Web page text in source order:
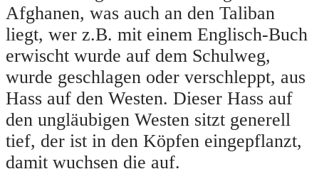
Afghanen, was auch an den Taliban
liegt, wer z.B. mit einem Englisch-Buch
erwischt wurde auf dem Schulweg,
wurde geschlagen oder verschleppt, aus
Hass auf den Westen. Dieser Hass auf
den ungläubigen Westen sitzt generell
tief, der ist in den Köpfen eingepflanzt,
damit wuchsen die auf.